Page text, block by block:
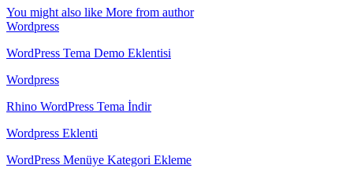
You might also like More from author
Wordpress
WordPress Tema Demo Eklentisi
Wordpress
Rhino WordPress Tema İndir
Wordpress Eklenti
WordPress Menüye Kategori Ekleme